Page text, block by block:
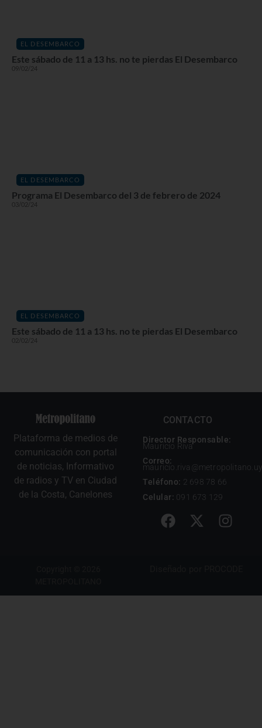
EL DESEMBARCO
Este sábado de 11 a 13 hs. no te pierdas El Desembarco
09/02/24
EL DESEMBARCO
Programa El Desembarco del 3 de febrero de 2024
03/02/24
EL DESEMBARCO
Este sábado de 11 a 13 hs. no te pierdas El Desembarco
02/02/24
Plataforma de medios de
comunicación con portal
de noticias, Informativo
de radios y TV en Ciudad
de la Costa, Canelones
CONTACTO
Director Responsable:
Mauricio Riva
Correo:
mauricio.riva@metropolitano.uy
Teléfono: 2 698 78 66
Celular: 091 673 129